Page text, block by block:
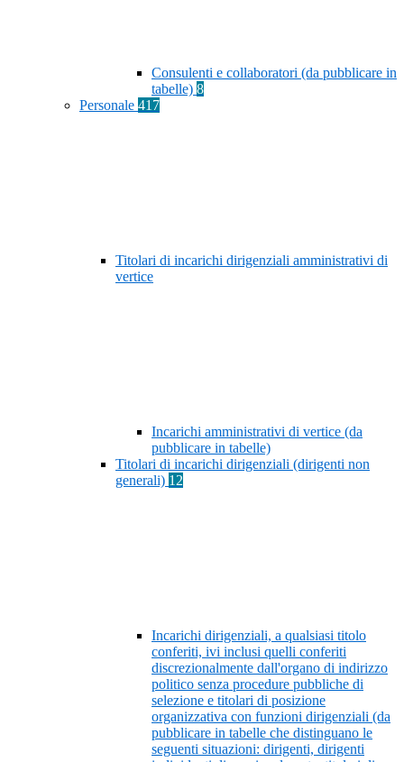
Consulenti e collaboratori (da pubblicare in
tabelle) 8
Personale 417
Titolari di incarichi dirigenziali amministrativi di
vertice
Incarichi amministrativi di vertice (da
pubblicare in tabelle)
Titolari di incarichi dirigenziali (dirigenti non
generali) 12
Incarichi dirigenziali, a qualsiasi titolo
conferiti, ivi inclusi quelli conferiti
discrezionalmente dall'organo di indirizzo
politico senza procedure pubbliche di
selezione e titolari di posizione
organizzativa con funzioni dirigenziali (da
pubblicare in tabelle che distinguano le
seguenti situazioni: dirigenti, dirigenti